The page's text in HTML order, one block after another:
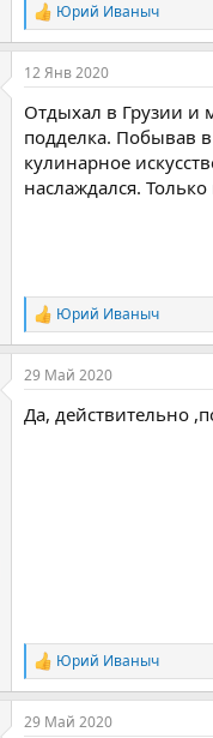
Р
е
а
к
и
и
Юрий Иваныч
12 Янв 2020
Отдыхал в Грузии и
подделка. Побывав
кулинарное
наслаждался.
Р
е
а
к
и
Юрий Иваныч
29 Май 2020
Да, действительно
Р
е
а
к
Юрий Иваныч
29 Май 2020